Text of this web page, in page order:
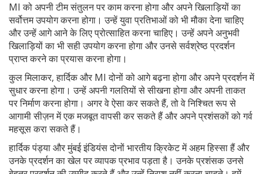
MI को अपनी टीम संतुलन पर काम करना होगा और अपने खिलाड़ियों का
सर्वोत्तम उपयोग करना होगा। उन्हें युवा प्रतिभाओं को भी मौका देना चाहिए
और उन्हें आगे आने के लिए प्रोत्साहित करना चाहिए। उन्हें अपने अनुभवी
खिलाड़ियों का भी सही उपयोग करना होगा और उनसे सर्वश्रेष्ठ प्रदर्शन
प्राप्त करने का प्रयास करना होगा।
कुल मिलाकर, हार्दिक और MI दोनों को आगे बढ़ना होगा और अपने प्रदर्शन में
सुधार करना होगा। उन्हें अपनी गलतियों से सीखना होगा और अपनी ताकत
पर निर्माण करना होगा। अगर वे ऐसा कर सकते हैं, तो वे निश्चित रूप से
आगामी सीज़न में एक मजबूत वापसी कर सकते हैं और अपने प्रशंसकों को गर्व
महसूस करा सकते हैं।
हार्दिक पंड्या और मुंबई इंडियंस दोनों भारतीय क्रिकेट में अहम हिस्सा हैं और
उनके प्रदर्शन का खेल पर व्यापक प्रभाव पड़ता है। उनके प्रशंसक उनसे